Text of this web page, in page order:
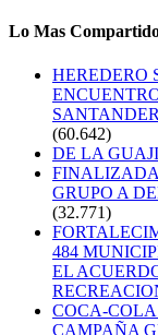
Lo Mas
HEREDERO
(60.642)
DE LA
FINALIZADA
GRUPO A
(32.771)
484
EL
COCA-COLA
CAMPAÑA